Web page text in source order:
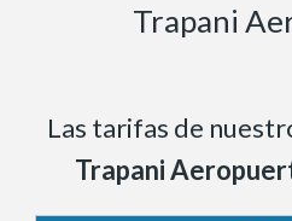
Trapani
Las tarifas de
Trapani